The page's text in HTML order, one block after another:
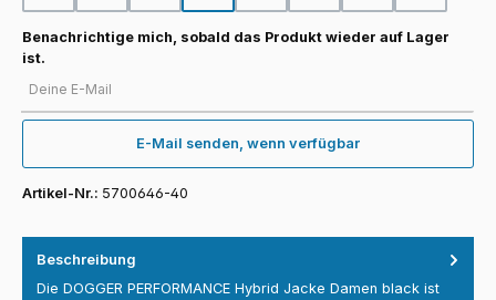
Benachrichtige mich, sobald das Produkt wieder auf Lager
ist.
E-Mail senden, wenn verfügbar
Artikel-Nr.: 5700646-40
Beschreibung
Die DOGGER PERFORMANCE Hybrid Jacke Damen black ist